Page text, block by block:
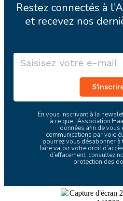
Restez connectés à
et recevez nos
En vous inscrivant à la
à ce que l’Association
données afin de vous
communications par voie
pourrez vous désabonner à
faire valoir votre droit
d’effacement, consultez
protection des